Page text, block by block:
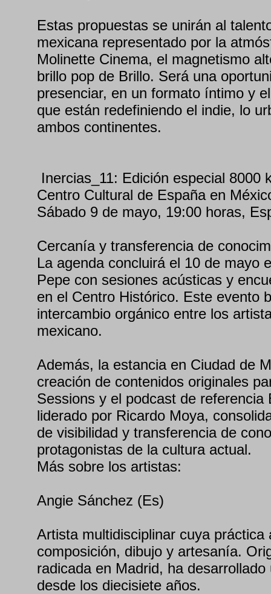
Estas propuestas se unirán al
mexicana representado por la
Molinette Cinema, el magnetismo
brillo pop de Brillo. Será una
presenciar, en un formato íntimo y
que están redefiniendo el indie, lo
ambos continentes.
Inercias_11: Edición especial 8000
Centro Cultural de España en
Sábado 9 de mayo, 19:00 horas,
Cercanía y transferencia de
La agenda concluirá el 10 de mayo
Pepe con sesiones acústicas y
en el Centro Histórico. Este evento
intercambio orgánico entre los
mexicano.
Además, la estancia en Ciudad de
creación de contenidos originales
Sessions y el podcast de referencia
liderado por Ricardo Moya,
de visibilidad y transferencia de
protagonistas de la cultura actual.
Más sobre los artistas:
Angie Sánchez (Es)
Artista multidisciplinar cuya práctica
composición, dibujo y artesanía.
radicada en Madrid, ha
desde los diecisiete años.